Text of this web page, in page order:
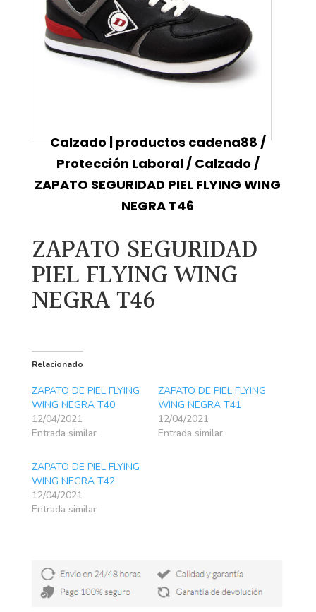
Calzado | productos cadena88/
Protección Laboral/ Calzado /
ZAPATO SEGURIDAD PIEL FLYING WING
NEGRA T46
ZAPATO SEGURIDAD
PIEL FLYING WING
NEGRA T46
Relacionado
ZAPATO DE PIEL FLYING
WING NEGRA T40
12/04/2021
Entrada similar
ZAPATO DE PIEL FLYING
WING NEGRA T41
12/04/2021
Entrada similar
ZAPATO DE PIEL FLYING
WING NEGRA T42
12/04/2021
Entrada similar